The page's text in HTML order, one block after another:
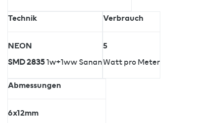
Technik
NEON
SMD 28351w+1ww Sanan
Verbrauch
5
Watt pro Meter
Abmessungen
6x12mm